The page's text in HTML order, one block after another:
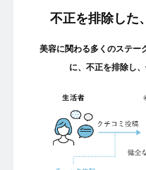
不正を排除した、
美容に関わる多くのステー
に、不正を排除し